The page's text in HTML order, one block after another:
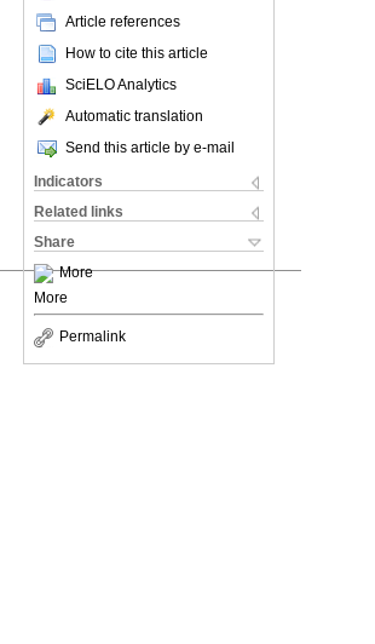
Article references
How to cite this article
SciELO Analytics
Automatic translation
Send this article by e-mail
Indicators
Related links
Share
More
More
Permalink